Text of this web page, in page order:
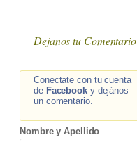
Dejanos tu Comentario
Conectate con tu cuenta
de Facebooky dejános
un comentario.
Nombre y Apellido